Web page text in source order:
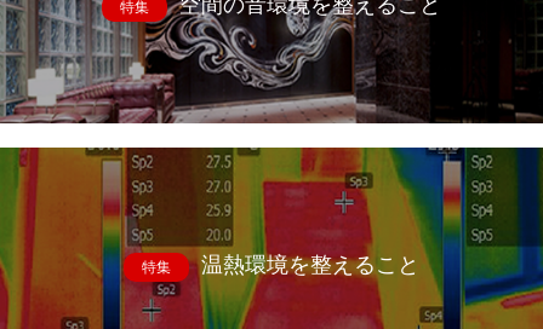
特集
特集 温熱環境を整えること